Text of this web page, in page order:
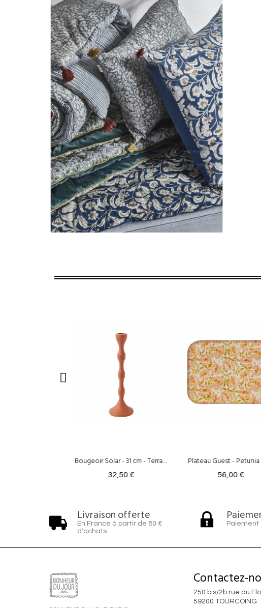
Plateau Guest - Petunia Pink
56,00 € 56,00 €
Livraison offerte
En France à partir de 80 €
d'achats
Paiement
Contactez-
250 bis/2b rue du
59200 TOURCOING